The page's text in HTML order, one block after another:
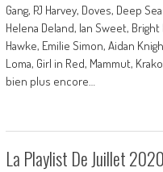
Gang, PJ Harvey, Doves, Deep
Helena Deland, Ian Sweet,
Hawke, Emilie Simon, Aidan
Loma, Girl in Red, Mammut,
bien plus encore…
La Playlist De Juillet 2020